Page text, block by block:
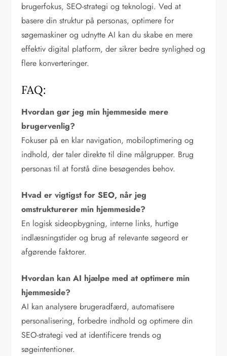
brugerfokus, SEO-strategi og teknologi. Ved at
basere din struktur på personas, optimere for
søgemaskiner og udnytte AI kan du skabe en mere
effektiv digital platform, der sikrer bedre synlighed og
flere konverteringer.
FAQ:
Hvordan gør jeg min hjemmeside mere
brugervenlig?
Fokuser på en klar navigation, mobiloptimering og
indhold, der taler direkte til dine målgrupper. Brug
personas til at forstå dine besøgendes behov.
Hvad er vigtigst for SEO, når jeg
omstrukturerer min hjemmeside?
En logisk sideopbygning, interne links, hurtige
indlæsningstider og brug af relevante søgeord er
afgørende faktorer.
Hvordan kan AI hjælpe med at optimere min
hjemmeside?
AI kan analysere brugeradfærd, automatisere
personalisering, forbedre indhold og optimere din
SEO-strategi ved at identificere trends og
søgeintentioner.